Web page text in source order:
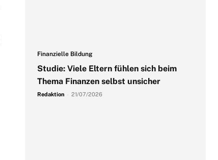
Finanzielle Bildung
Studie: Viele Eltern fühlen sich beim
Thema Finanzen selbst unsicher
Redaktion 21/07/2026